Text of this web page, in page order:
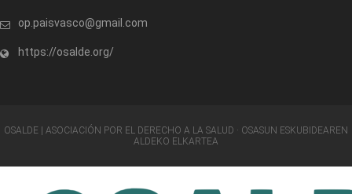
op.paisvasco@gmail.com
https://osalde.org/
OSALDE | ASOCIACIÓN POR EL DERECHO A LA SALUD · OSASUN ESKUBIDEAREN
ALDEKO ELKARTEA